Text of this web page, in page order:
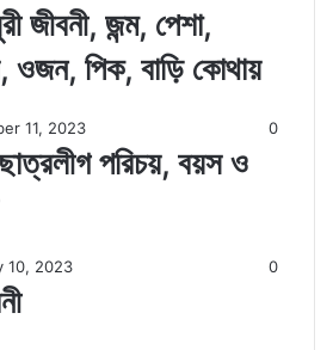
জীবনী, জন্ম, পেশা,
ওজন, পিক, বাড়ি কোথায়
11, 2023 0
ছাত্রলীগ পরিচয়, বয়স ও
10, 2023 0